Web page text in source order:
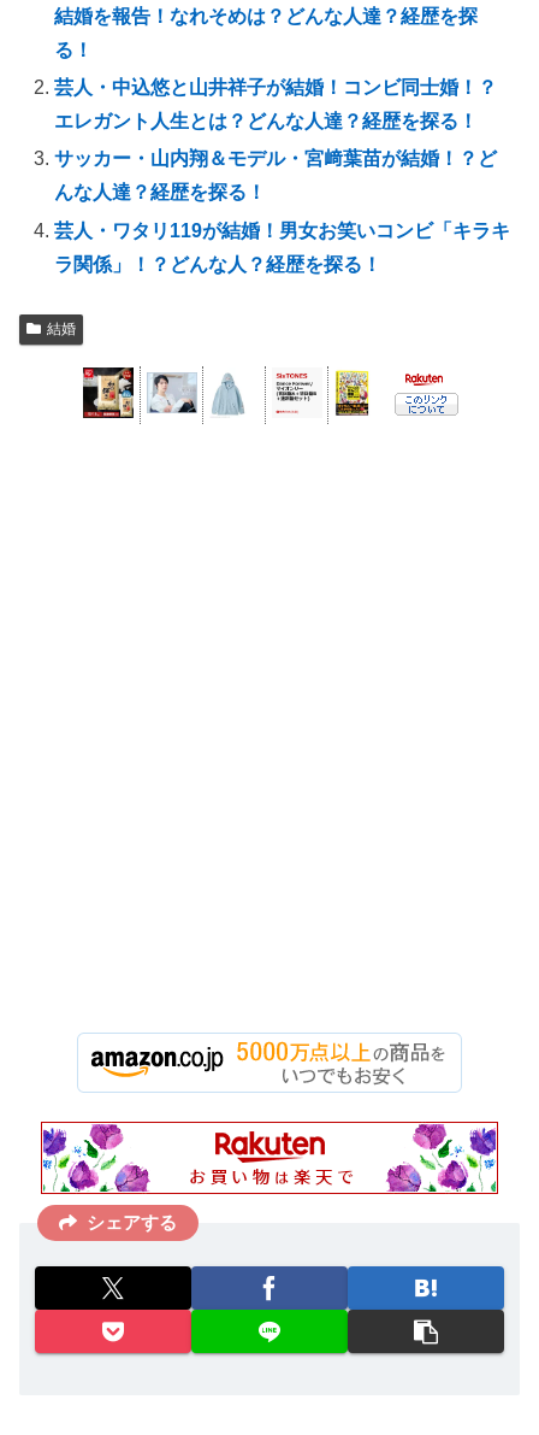
結婚を報告！なれそめは？どんな人達？経歴を探
る！
芸人・中込悠と山井祥子が結婚！コンビ同士婚！？
エレガント人生とは？どんな人達？経歴を探る！
サッカー・山内翔＆モデル・宮﨑葉苗が結婚！？ど
んな人達？経歴を探る！
芸人・ワタリ119が結婚！男女お笑いコンビ「キラキ
ラ関係」！？どんな人？経歴を探る！
結婚
シェアする